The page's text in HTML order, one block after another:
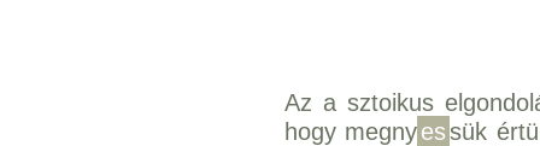
Az a sztoikus
hogy megnyessük